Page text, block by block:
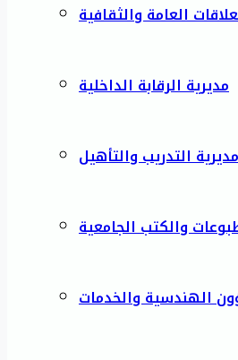
العامة والثقافية
مديرية الرقابة الداخلية
مديرية التدريب والتأهيل
والكتب الجامعية
الهندسية والخدمات